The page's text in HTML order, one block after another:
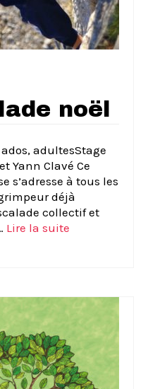
noël
adultesStage
Yann Clavé Ce
s’adresse à tous les
déjà
collectif et
Lire la suite­­